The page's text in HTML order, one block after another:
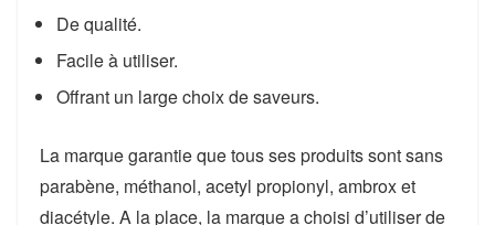
De qualité.
Facile à utiliser.
Offrant un large choix de saveurs.
La marque garantie que tous ses produits sont sans
parabène, méthanol, acetyl propionyl, ambrox et
diacétyle. A la place, la marque a choisi d’utiliser de